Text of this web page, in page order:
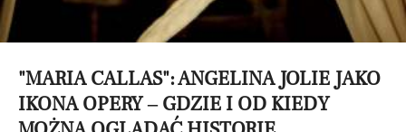
"MARIA CALLAS": ANGELINA JOLIE JAKO
IKONA OPERY – GDZIE I OD KIEDY